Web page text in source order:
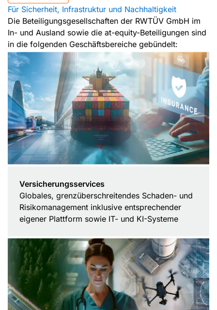
Für Sicherheit, Infrastruktur und Nachhaltigkeit
Die Beteiligungsgesellschaften der RWTÜV GmbH im
In- und Ausland sowie die at-equity-Beteiligungen sind
in die folgenden Geschäftsbereiche gebündelt:
Versicherungsservices
Globales, grenzüberschreitendes Schaden- und
Risikomanagement inklusive entsprechender
eigener Plattform sowie IT- und KI-Systeme